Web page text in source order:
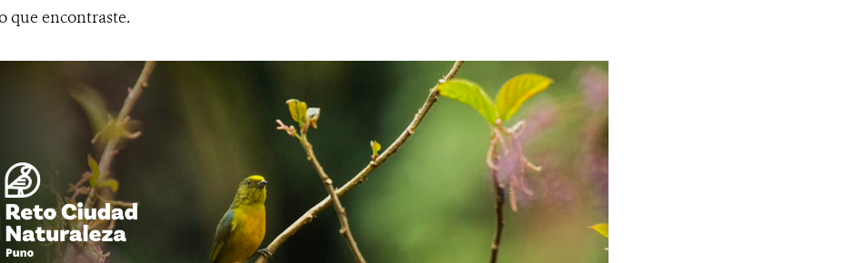
que encontraste.